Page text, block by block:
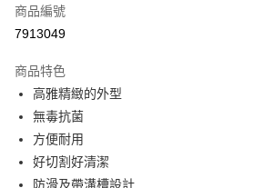
信用卡分期付款
合作金庫商業銀行
華南商業銀行
上海商業儲蓄銀行
國泰世華商業銀行
臺灣中小企業銀行
匯豐（台灣）商業銀行
LINE Pay
Apple Pay
街口支付
商品編號
7913049
商品特色
高雅精緻的外型
無毒抗菌
方便耐用
好切割好清潔
防滑及帶溝槽設計